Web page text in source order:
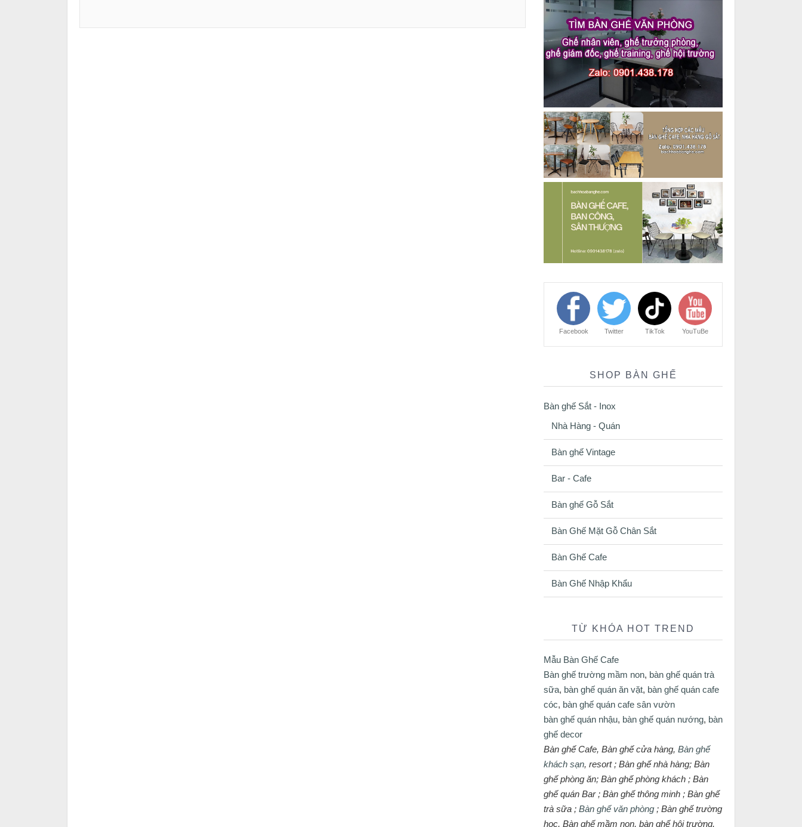
Facebook Twitter TikTok YouTuBe
SHOP BÀN GHẾ
Bàn ghế Sắt - Inox
Nhà Hàng - Quán
Bàn ghế Vintage
Bar - Cafe
Bàn ghế Gỗ Sắt
Bàn Ghế Mặt Gỗ Chân Sắt
Bàn Ghế Cafe
Bàn Ghế Nhập Khẩu
TỪ KHÓA HOT TREND
Mẫu Bàn Ghế Cafe
Bàn ghế trường mầm non, bàn ghế quán trà
sữa, bàn ghế quán ăn vặt, bàn ghế quán cafe
cóc, bàn ghế quán cafe sân vườn
bàn ghế quán nhậu, bàn ghế quán nướng, bàn
ghế decor
Bàn ghế Cafe, Bàn ghế cửa hàng, Bàn ghế
khách sạn, resort ; Bàn ghế nhà hàng; Bàn
ghế phòng ăn; Bàn ghế phòng khách ; Bàn
ghế quán Bar ; Bàn ghế thông minh ; Bàn ghế
trà sữa ; Bàn ghế văn phòng ; Bàn ghế trường
học, Bàn ghế mầm non, bàn ghế hội trường,